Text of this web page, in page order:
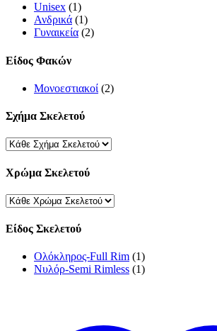
Unisex (1)
Ανδρικά (1)
Γυναικεία (2)
Είδος Φακών
Μονοεστιακοί (2)
Σχήμα Σκελετού
Χρώμα Σκελετού
Είδος Σκελετού
Ολόκληρος-Full Rim (1)
Νυλόρ-Semi Rimless (1)